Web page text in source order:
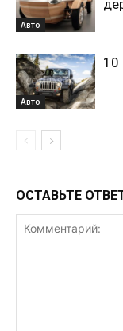
Авто
Авто
10
ОСТАВЬТЕ